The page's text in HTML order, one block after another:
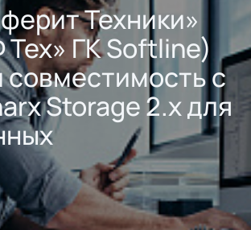
Техники»
ГК Softline)
с
Storage 2.x для